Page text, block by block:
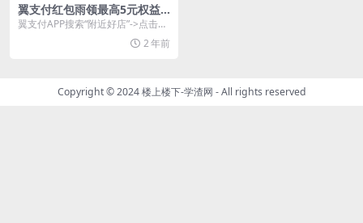
翼支付红包雨领最高5元权益
金
翼支付APP搜索“附近好店”->点击横
幅进入->直接抽最高5亓权益金...
2 年前
Copyright © 2024楼上楼下-学渣网 - All rights reserved